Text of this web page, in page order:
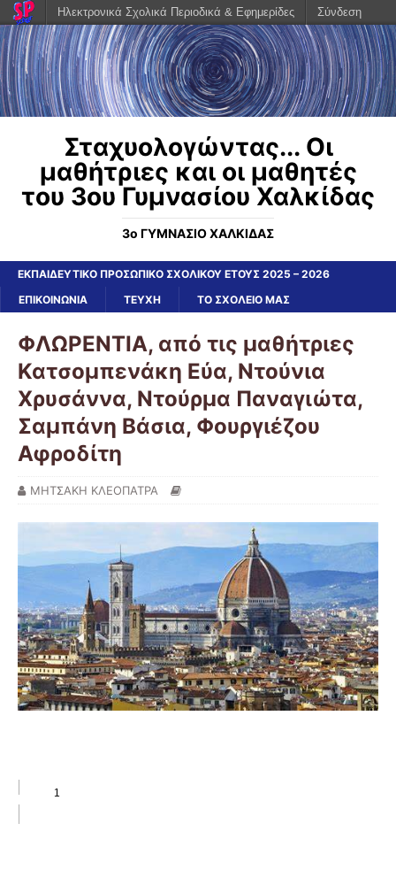
Σταχυολογώντας... Οι
μαθήτριες και οι μαθητές
του 3ου Γυμνασίου Χαλκίδας
3ο ΓΥΜΝΑΣΙΟ ΧΑΛΚΙΔΑΣ
ΕΚΠΑΙΔΕΥΤΙΚΟ ΠΡΟΣΩΠΙΚΟ ΣΧΟΛΙΚΟΥ ΕΤΟΥΣ 2025 – 2026
ΕΠΙΚΟΙΝΩΝΙΑ
ΤΕΥΧΗ ΤΟ ΣΧΟΛΕΙΟ ΜΑΣ
ΦΛΩΡΕΝΤΙΑ, από τις μαθήτριες
Κατσομπενάκη Εύα, Ντούνια
Χρυσάννα, Ντούρμα Παναγιώτα,
Σαμπάνη Βάσια, Φουργιέζου
Αφροδίτη
ΜΗΤΣΑΚΗ ΚΛΕΟΠΑΤΡΑ
Ηλεκτρονικά Σχολικά Περιοδικά & Εφημερίδες Σύνδεση